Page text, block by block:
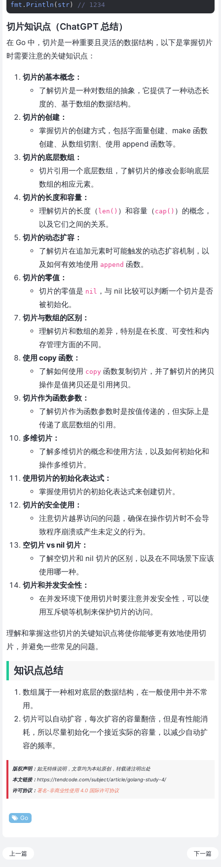
fmt . Println ( str ) // 1234
切片知识点（ChatGPT 总结）
在 Go 中，切片是一种重要且灵活的数据结构，以下是掌握切片
时需要注意的关键知识点：
切片的基本概念：
了解切片是一种对数组的抽象，它提供了一种动态长
度的、基于数组的数据结构。
切片的创建：
掌握切片的创建方式，包括字面量创建、make 函数
创建、从数组切割、使用 append 函数等。
切片的底层数组：
切片引用一个底层数组，了解切片的修改会影响底层
数组的相应元素。
切片的长度和容量：
理解切片的长度（ len() ）和容量（ cap() ）的概念，
以及它们之间的关系。
切片的动态扩容：
了解切片在追加元素时可能触发的动态扩容机制，以
及如何有效地使用 append 函数。
切片的零值：
切片的零值是 nil ，与 nil 比较可以判断一个切片是否
被初始化。
切片与数组的区别：
理解切片和数组的差异，特别是在长度、可变性和内
存管理方面的不同。
使用 copy 函数：
了解如何使用 copy 函数复制切片，并了解切片的拷贝
操作是值拷贝还是引用拷贝。
切片作为函数参数：
了解切片作为函数参数时是按值传递的，但实际上是
传递了底层数组的引用。
多维切片：
了解多维切片的概念和使用方法，以及如何初始化和
操作多维切片。
使用切片的初始化表达式：
掌握使用切片的初始化表达式来创建切片。
切片的安全使用：
注意切片越界访问的问题，确保在操作切片时不会导
致程序崩溃或产生未定义的行为。
空切片 vs nil 切片：
了解空切片和 nil 切片的区别，以及在不同场景下应该
使用哪一种。
切片和并发安全性：
在并发环境下使用切片时要注意并发安全性，可以使
用互斥锁等机制来保护切片的访问。
理解和掌握这些切片的关键知识点将使你能够更有效地使用切
片，并避免一些常见的问题。
知识点总结
数组属于一种相对底层的数据结构，在一般使用中并不常
用。
切片可以自动扩容，每次扩容的容量翻倍，但是有性能消
耗，所以尽量初始化一个接近实际的容量，以减少自动扩
容的频率。
版权声明： 如无特殊说明，文章均为本站原创，转载请注明出处
本文链接：https://tendcode.com/subject/article/golang-study-4/
许可协议：署名-非商业性使用 4.0 国际许可协议
Go
上一篇 下一篇